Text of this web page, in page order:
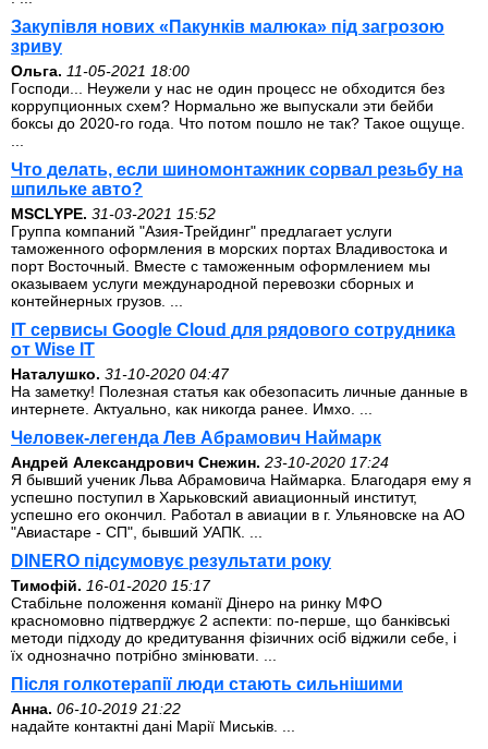
Закупівля нових «Пакунків малюка» під загрозою
зриву
Ольга. 11-05-2021 18:00
Господи... Неужели у нас не один процесс не обходится без
коррупционных схем? Нормально же выпускали эти бейби
боксы до 2020-го года. Что потом пошло не так? Такое ощуще.
Что делать, если шиномонтажник сорвал резьбу на
шпильке авто?
MSCLYPE. 31-03-2021 15:52
Группа компаний "Азия-Трейдинг" предлагает услуги
таможенного оформления в морских портах Владивостока и
порт Восточный. Вместе с таможенным оформлением мы
оказываем услуги международной перевозки сборных и
контейнерных грузов. ...
IT сервисы Google Cloud для рядового сотрудника
от Wise IT
Наталушко. 31-10-2020 04:47
На заметку! Полезная статья как обезопасить личные данные в
интернете. Актуально, как никогда ранее. Имхо. ...
Человек-легенда Лев Абрамович Наймарк
Андрей Александрович Снежин. 23-10-2020 17:24
Я бывший ученик Льва Абрамовича Наймарка. Благодаря ему я
успешно поступил в Харьковский авиационный институт,
успешно его окончил. Работал в авиации в г. Ульяновске на АО
"Авиастаре - СП", бывший УАПК. ...
DINERO підсумовує результати року
Тимофій. 16-01-2020 15:17
Стабільне положення команії Дінеро на ринку МФО
красномовно підтверджує 2 аспекти: по-перше, що банківські
методи підходу до кредитування фізичних осіб віджили себе, і
їх однозначно потрібно змінювати. ...
Після голкотерапії люди стають сильнішими
Анна. 06-10-2019 21:22
надайте контактні дані Марії Миськів. ...